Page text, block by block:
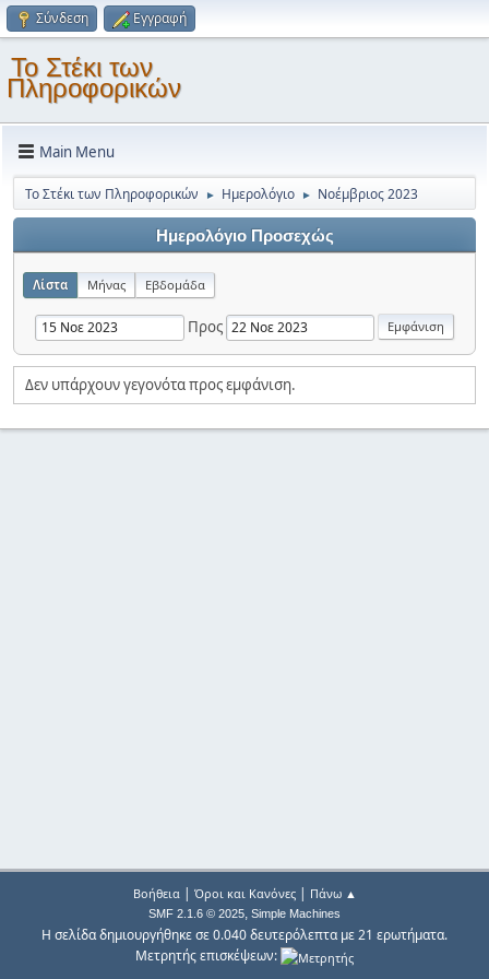
Σύνδεση Εγγραφή
Το Στέκι των
Πληροφορικών
Main Menu
Το Στέκι των Πληροφορικών ► Ημερολόγιο ► Νοέμβριος 2023
Ημερολόγιο Προσεχώς
Λίστα Μήνας Εβδομάδα
Προς
Δεν υπάρχουν γεγονότα προς εμφάνιση.
Βοήθεια| Όροι και Κανόνες| Πάνω ▲
SMF 2.1.6 © 2025, Simple Machines
Η σελίδα δημιουργήθηκε σε 0.040 δευτερόλεπτα με 21 ερωτήματα.
Μετρητής επισκέψεων: